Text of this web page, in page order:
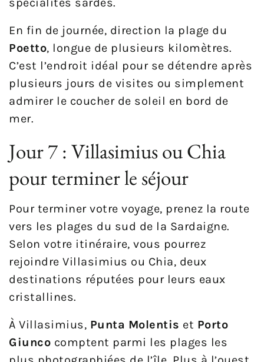
En fin de journée, direction la plage du
Poetto, longue de plusieurs kilomètres.
C’est l’endroit idéal pour se détendre après
plusieurs jours de visites ou simplement
admirer le coucher de soleil en bord de
mer.
Jour 7 : Villasimius ou Chia
pour terminer le séjour
Pour terminer votre voyage, prenez la route
vers les plages du sud de la Sardaigne.
Selon votre itinéraire, vous pourrez
rejoindre Villasimius ou Chia, deux
destinations réputées pour leurs eaux
cristallines.
À Villasimius, Punta Molentis et Porto
Giunco comptent parmi les plages les